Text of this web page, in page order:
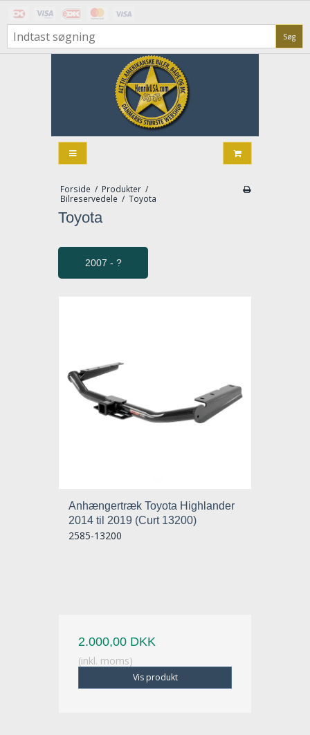
Søg
Forside / Produkter /
Bilreservedele / Toyota
Toyota
2007 - ?
Anhængertræk Toyota Highlander
2014 til 2019 (Curt 13200)
2585-13200
2.000,00 DKK
(inkl. moms)
Vis produkt